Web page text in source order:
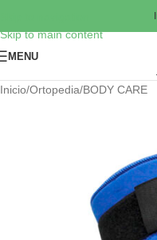
Skip to main content
MENU
Inicio/Ortopedia/BODY CARE